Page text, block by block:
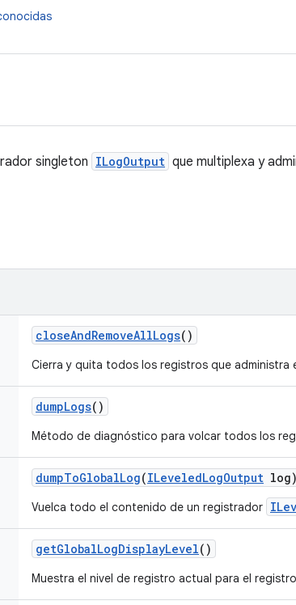
singleton ILogOutput que multiplexa y
closeAndRemoveAllLogs()
Cierra y quita todos los registros que administra
dumpLogs()
Método de diagnóstico para volcar todos los
dumpToGlobalLog(ILeveledLogOutput log)
Vuelca todo el contenido de un registrador
getGlobalLogDisplayLevel()
Muestra el nivel de registro actual para el